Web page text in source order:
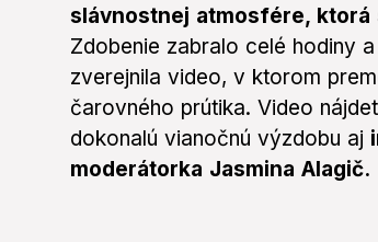
slávnostnej atmosfére,
Zdobenie zabralo celé hodiny
zverejnila video, v ktorom
čarovného prútika. Video
dokonalú vianočnú výzdobu aj
moderátorka Jasmina Alagič.